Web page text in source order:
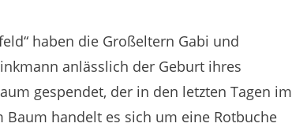
haben die Großeltern Gabi und
anlässlich der Geburt ihres
gespendet, der in den letzten Tagen im
handelt es sich um eine Rotbuche